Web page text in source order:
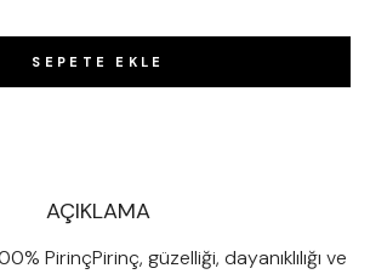
SEPETE EKLE
AÇIKLAMA
PirinçPirinç, güzelliği, dayanıklılığı ve